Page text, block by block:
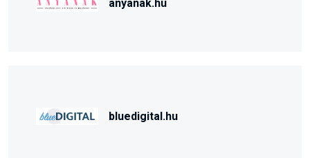
anyanak.hu
bluedigital.hu